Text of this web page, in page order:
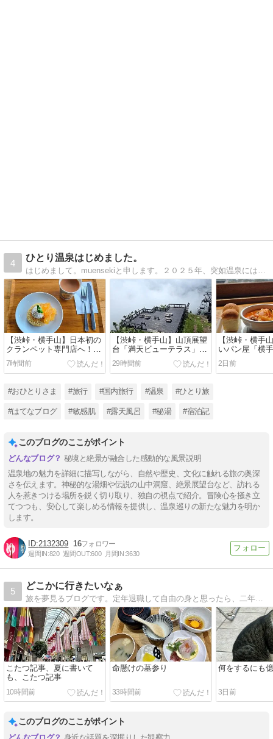
4
ひとり温泉はじめました。
【渋峠・横手山】日本初の
クランペット専門店へ！奇
跡の晴れ間とパリピなカモ
シカ｜万座温泉ひとり旅㊱
7時間前
【渋峠・横手山】山頂展望
台「満天ビューテラス」か
らの景色は…！？お花のプ
ーさんと雲上に浮かぶテラ
ス｜万座温泉ひとり旅㉟
29時間前
【渋峠・横手
いパン屋「横
テ」で絶品ボ
チ！標高
トラン｜万座
2日前
#おひとりさま #旅行 #国内旅行 #温泉 #ひとり旅
#はてなブログ #敏感肌 #露天風呂 #秘湯 #宿泊記
このブログのここがポイント
秘境と絶景が融合した感動的な風景説明
温泉地の魅力を詳細に描写しながら、自然や歴史、文化に触れる旅の奥深
さを伝えます。神秘的な湯畑や伝説の山中洞窟、絶景展望台など、訪れる
人を惹きつける場所を鋭く切り取り、独自の視点で紹介。冒険心を掻き立
てつつも、安心して楽しめる情報を提供し、温泉巡りの新たな魅力を明か
します。
2132309 16
週間IN:820 週間OUT:600 月間IN:3630
5
どこかに行きたいなぁ
旅を夢見るブログです。定年退職して自由の身と思ったら、二年間の長期入院。現在、やっと退院してリハビリ中・・
こたつ記事、夏に書いて
も、こたつ記事
10時間前
命懸けの墓参り
33時間前
何をするにも
3日前
このブログのここがポイント